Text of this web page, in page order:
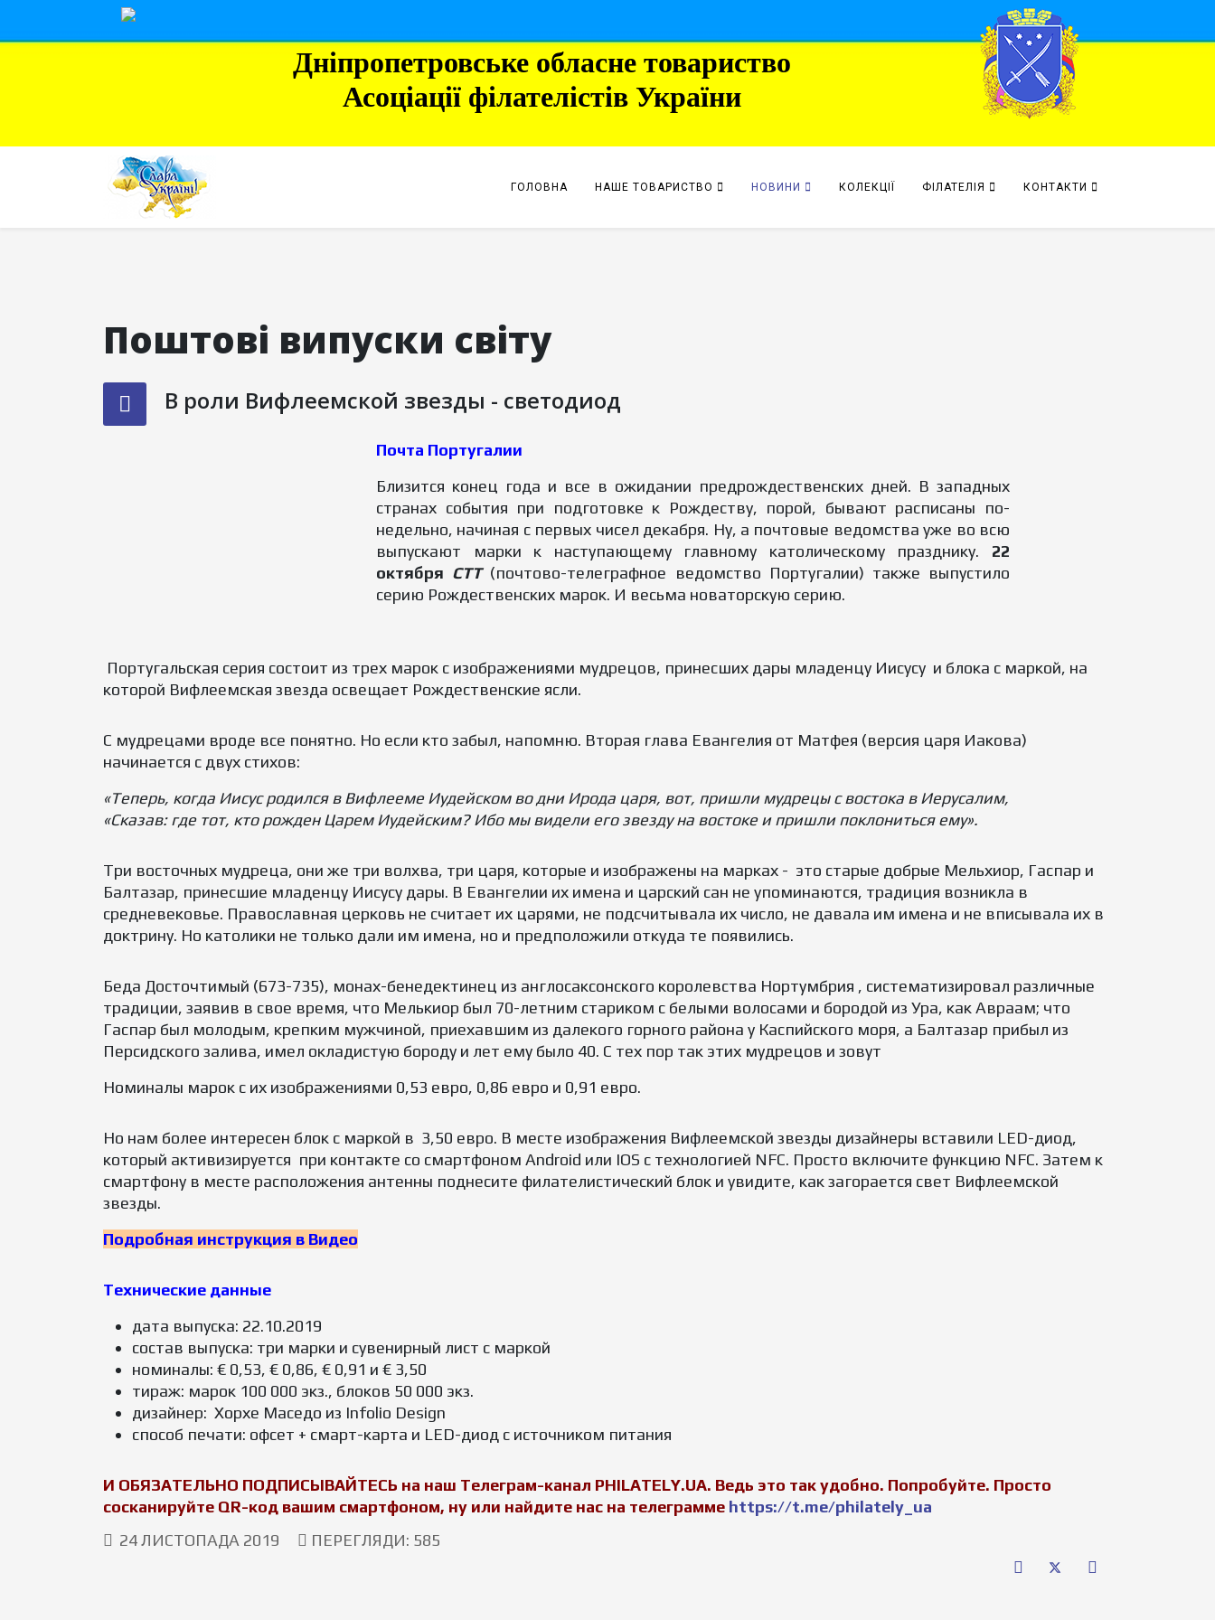
Дніпропетровське обласне товариство
Асоціації філателістів України
ГОЛОВНА НАШЕ ТОВАРИСТВО НОВИНИ КОЛЕКЦІЇ ФІЛАТЕЛІЯ КОНТАКТИ
Поштові випуски світу
В роли Вифлеемской звезды - светодиод
Почта Португалии
Близится конец года и все в ожидании предрождественских дней. В западных
странах события при подготовке к Рождеству, порой, бывают расписаны по-
недельно, начиная с первых чисел декабря. Ну, а почтовые ведомства уже во всю
выпускают марки к наступающему главному католическому празднику. 22
октября CTT (почтово-телеграфное ведомство Португалии) также выпустило
серию Рождественских марок. И весьма новаторскую серию.
Португальская серия состоит из трех марок с изображениями мудрецов, принесших дары младенцу Иисусу и блока с маркой, на
которой Вифлеемская звезда освещает Рождественские ясли.
С мудрецами вроде все понятно. Но если кто забыл, напомню. Вторая глава Евангелия от Матфея (версия царя Иакова)
начинается с двух стихов:
«Теперь, когда Иисус родился в Вифлееме Иудейском во дни Ирода царя, вот, пришли мудрецы с востока в Иерусалим,
«Сказав: где тот, кто рожден Царем Иудейским? Ибо мы видели его звезду на востоке и пришли поклониться ему».
Три восточных мудреца, они же три волхва, три царя, которые и изображены на марках - это старые добрые Мельхиор, Гаспар и
Балтазар, принесшие младенцу Иисусу дары. В Евангелии их имена и царский сан не упоминаются, традиция возникла в
средневековье. Православная церковь не считает их царями, не подсчитывала их число, не давала им имена и не вписывала их в
доктрину. Но католики не только дали им имена, но и предположили откуда те появились.
Беда Досточтимый (673-735), монах-бенедектинец из англосаксонского королевства Нортумбрия , систематизировал различные
традиции, заявив в свое время, что Мелькиор был 70-летним стариком с белыми волосами и бородой из Ура, как Авраам; что
Гаспар был молодым, крепким мужчиной, приехавшим из далекого горного района у Каспийского моря, а Балтазар прибыл из
Персидского залива, имел окладистую бороду и лет ему было 40. С тех пор так этих мудрецов и зовут
Номиналы марок с их изображениями 0,53 евро, 0,86 евро и 0,91 евро.
Но нам более интересен блок с маркой в 3,50 евро. В месте изображения Вифлеемской звезды дизайнеры вставили LED-диод,
который активизируется при контакте со смартфоном Android или IOS с технологией NFC. Просто включите функцию NFC. Затем к
смартфону в месте расположения антенны поднесите филателистический блок и увидите, как загорается свет Вифлеемской
звезды.
Подробная инструкция в Видео
Технические данные
дата выпуска: 22.10.2019
состав выпуска: три марки и сувенирный лист с маркой
номиналы: € 0,53, € 0,86, € 0,91 и € 3,50
тираж: марок 100 000 экз., блоков 50 000 экз.
дизайнер: Хорхе Маседо из Infolio Design
способ печати: офсет + смарт-карта и LED-диод с источником питания
И ОБЯЗАТЕЛЬНО ПОДПИСЫВАЙТЕСЬ на наш Телеграм-канал PHILATELY.UA. Ведь это так удобно. Попробуйте. Просто
сосканируйте QR-код вашим смартфоном, ну или найдите нас на телеграмме https://t.me/philately_ua
24 ЛИСТОПАДА 2019
ПЕРЕГЛЯДИ: 585